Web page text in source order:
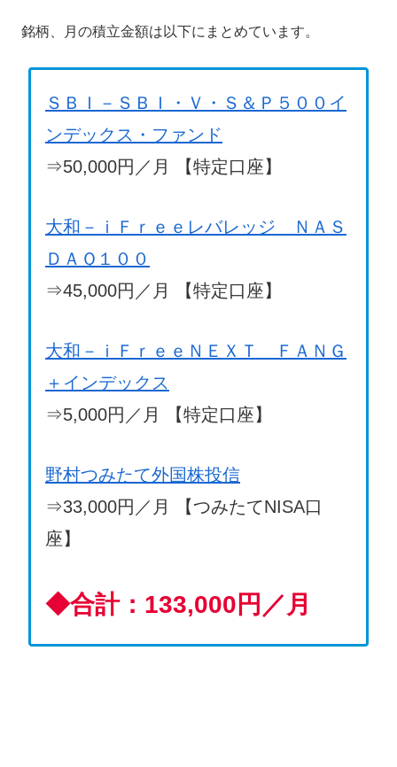
銘柄、月の積立金額は以下にまとめています。
ＳＢＩ－ＳＢＩ・Ｖ・Ｓ＆Ｐ５００イ
ンデックス・ファンド
⇒50,000円／月 【特定口座】
大和－ｉＦｒｅｅレバレッジ ＮＡＳ
ＤＡＱ１００
⇒45,000円／月 【特定口座】
大和－ｉＦｒｅｅＮＥＸＴ ＦＡＮＧ
＋インデックス
⇒5,000円／月 【特定口座】
野村つみたて外国株投信
⇒33,000円／月 【つみたてNISA口
座】
◆合計：133,000円／月